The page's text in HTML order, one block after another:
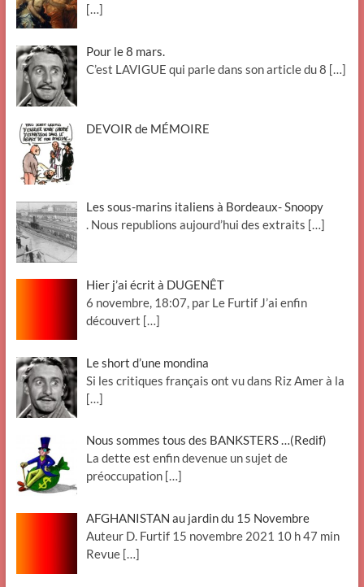
[…]
Pour le 8 mars.
C’est LAVIGUE qui parle dans son article du 8 […]
DEVOIR de MÉMOIRE
Les sous-marins italiens à Bordeaux- Snoopy
. Nous republions aujourd’hui des extraits […]
Hier j’ai écrit à DUGENÊT
6 novembre, 18:07, par Le Furtif J’ai enfin
découvert […]
Le short d’une mondina
Si les critiques français ont vu dans Riz Amer à la
[…]
Nous sommes tous des BANKSTERS …(Redif)
La dette est enfin devenue un sujet de
préoccupation […]
AFGHANISTAN au jardin du 15 Novembre
Auteur D. Furtif 15 novembre 2021 10 h 47 min
Revue […]